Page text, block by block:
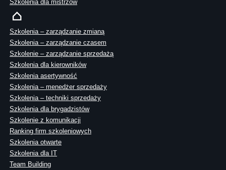
Szkolenia dla mistrzów
Szkolenia – zarządzanie zmianą
Szkolenia – zarządzanie czasem
Szkolenie – zarządzanie sprzedażą
Szkolenia dla kierowników
Szkolenia asertywność
Szkolenia – menedżer sprzedaży
Szkolenia – techniki sprzedaży
Szkolenia dla brygadzistów
Szkolenie z komunikacji
Ranking firm szkoleniowych
Szkolenia otwarte
Szkolenia dla IT
Team Building